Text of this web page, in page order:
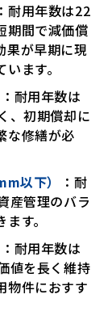
：耐用年数は22
期間で減価償
果が早期に現
ます。
：耐用年数は
、初期償却に
な修繕が必
以下）
：耐
産管理のバラ
す。
：耐用年数は
値を長く維持
物件におすす